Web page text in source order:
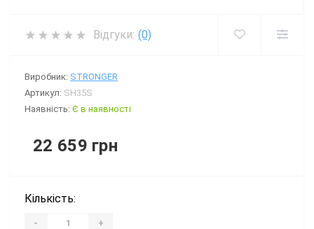
Відгуки: (0)
Виробник: STRONGER
Артикул: SH35S
Наявність: Є в наявності
22 659 грн
Кількість:
- +